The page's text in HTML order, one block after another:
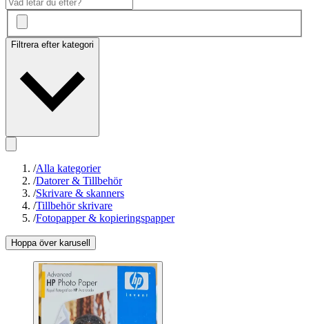
Filtrera efter kategori
/Alla kategorier
/Datorer & Tillbehör
/Skrivare & skanners
/Tillbehör skrivare
/Fotopapper & kopieringspapper
Hoppa över karusell